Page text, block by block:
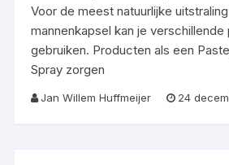
Voor de meest natuurlijke
mannenkapsel kan je
gebruiken. Producten als een
Spray zorgen
Jan Willem Huffmeijer 24